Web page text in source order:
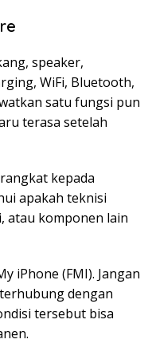
speaker,
WiFi, Bluetooth,
satu fungsi pun
terasa setelah
kepada
apakah teknisi
atau komponen lain
iPhone (FMI). Jangan
dengan
tersebut bisa